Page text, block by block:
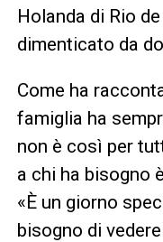
Holanda di Rio
dimenticato da
Come ha
famiglia ha
non è così per
a chi ha bisogno
«È un giorno
bisogno di